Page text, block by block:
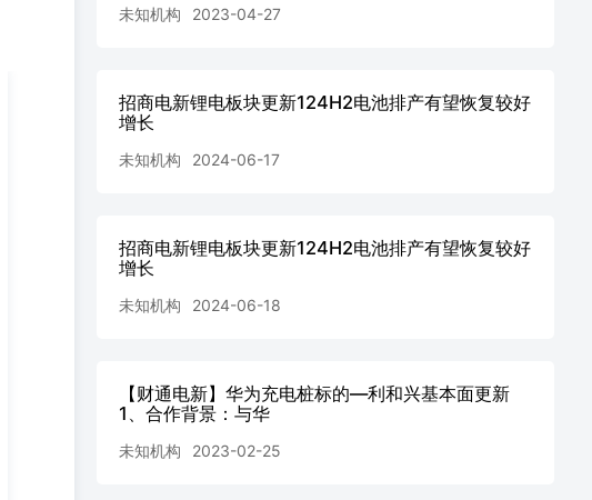
未知机构 2023-04-27
招商电新锂电板块更新124H2电池排产有望恢复较好
增长
未知机构 2024-06-17
招商电新锂电板块更新124H2电池排产有望恢复较好
增长
未知机构 2024-06-18
【财通电新】华为充电桩标的—利和兴基本面更新
1、合作背景：与华
未知机构 2023-02-25